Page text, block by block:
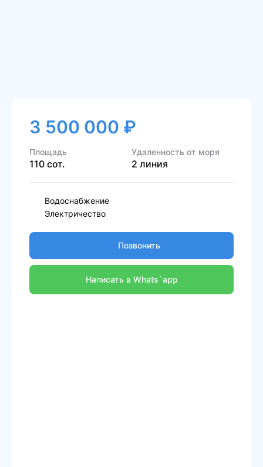
3 500 000 ₽
Площадь
110 сот.
Удаленность от моря
2 линия
Водоснабжение
Электричество
Позвонить
Написать в Whats`app